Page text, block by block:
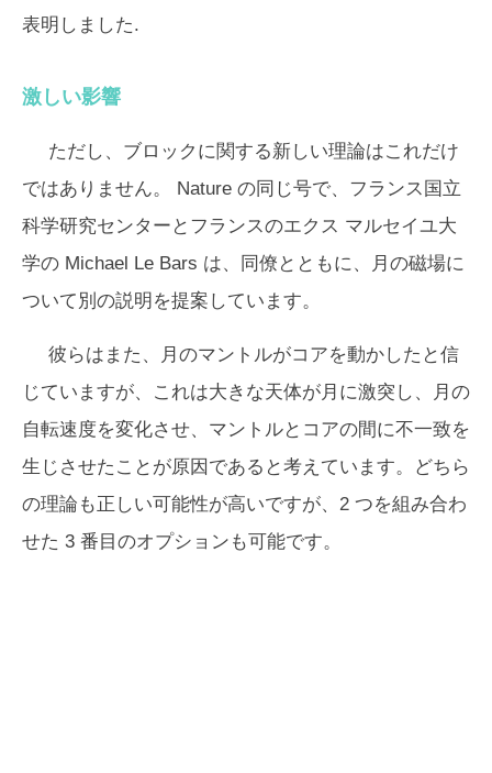
表明しました.
激しい影響
ただし、ブロックに関する新しい理論はこれだけ
ではありません。 Nature の同じ号で、フランス国立
科学研究センターとフランスのエクス マルセイユ大
学の Michael Le Bars は、同僚とともに、月の磁場に
ついて別の説明を提案しています。
彼らはまた、月のマントルがコアを動かしたと信
じていますが、これは大きな天体が月に激突し、月の
自転速度を変化させ、マントルとコアの間に不一致を
生じさせたことが原因であると考えています。どちら
の理論も正しい可能性が高いですが、2 つを組み合わ
せた 3 番目のオプションも可能です。